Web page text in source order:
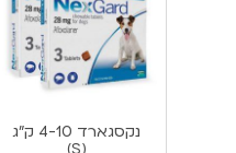
נקסגארד 4-10 ק”ג